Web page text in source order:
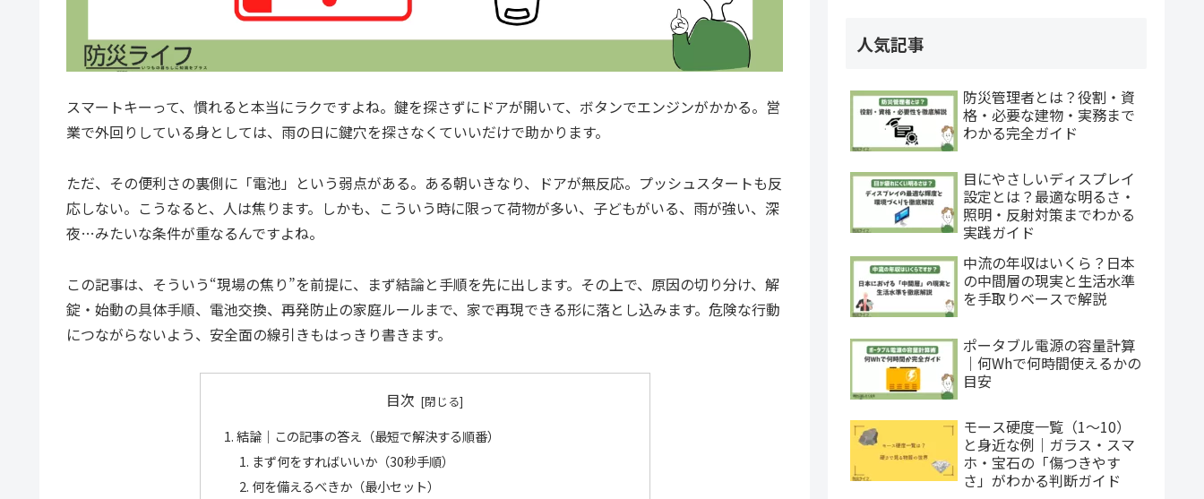
スマートキーって、慣れると本当にラクですよね。鍵を探さずにドアが開いて、ボタンでエンジンがかかる。営
業で外回りしている身としては、雨の日に鍵穴を探さなくていいだけで助かります。
ただ、その便利さの裏側に「電池」という弱点がある。ある朝いきなり、ドアが無反応。プッシュスタートも反
応しない。こうなると、人は焦ります。しかも、こういう時に限って荷物が多い、子どもがいる、雨が強い、深
夜…みたいな条件が重なるんですよね。
この記事は、そういう“現場の焦り”を前提に、まず結論と手順を先に出します。その上で、原因の切り分け、解
錠・始動の具体手順、電池交換、再発防止の家庭ルールまで、家で再現できる形に落とし込みます。危険な行動
につながらないよう、安全面の線引きもはっきり書きます。
目次
結論｜この記事の答え（最短で解決する順番）
まず何をすればいいか（30秒手順）
何を備えるべきか（最小セット）
人気記事
防災管理者とは？役割・資
格・必要な建物・実務まで
わかる完全ガイド
目にやさしいディスプレイ
設定とは？最適な明るさ・
照明・反射対策までわかる
実践ガイド
中流の年収はいくら？日本
の中間層の現実と生活水準
を手取りベースで解説
ポータブル電源の容量計算
｜何Whで何時間使えるかの
目安
モース硬度一覧（1〜10）
と身近な例｜ガラス・スマ
ホ・宝石の「傷つきやす
さ」がわかる判断ガイド